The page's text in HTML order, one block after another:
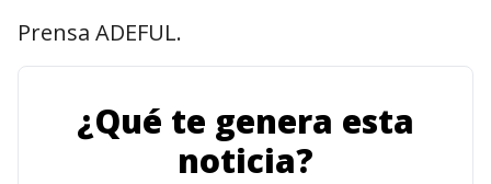
Prensa ADEFUL.
¿Qué te genera esta
noticia?